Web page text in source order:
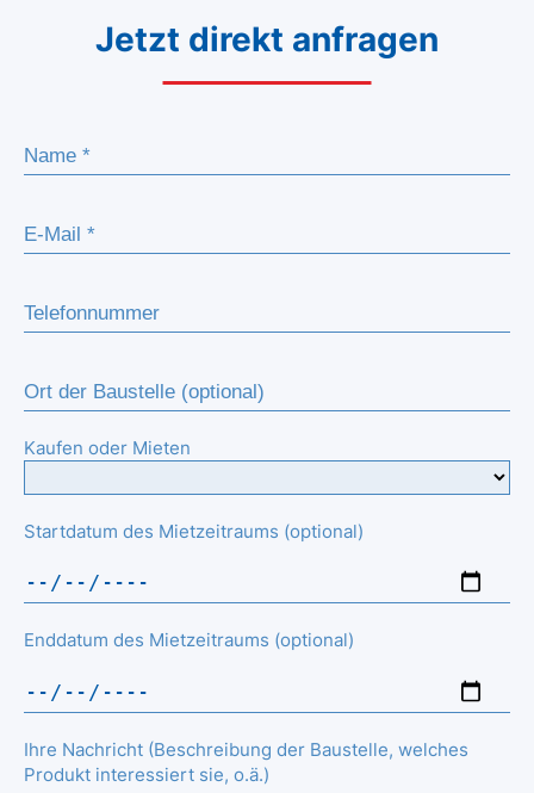
Jetzt direkt anfragen
Kaufen oder Mieten
Startdatum des Mietzeitraums (optional)
Enddatum des Mietzeitraums (optional)
Ihre Nachricht (Beschreibung der Baustelle, welches
Produkt interessiert sie, o.ä.)